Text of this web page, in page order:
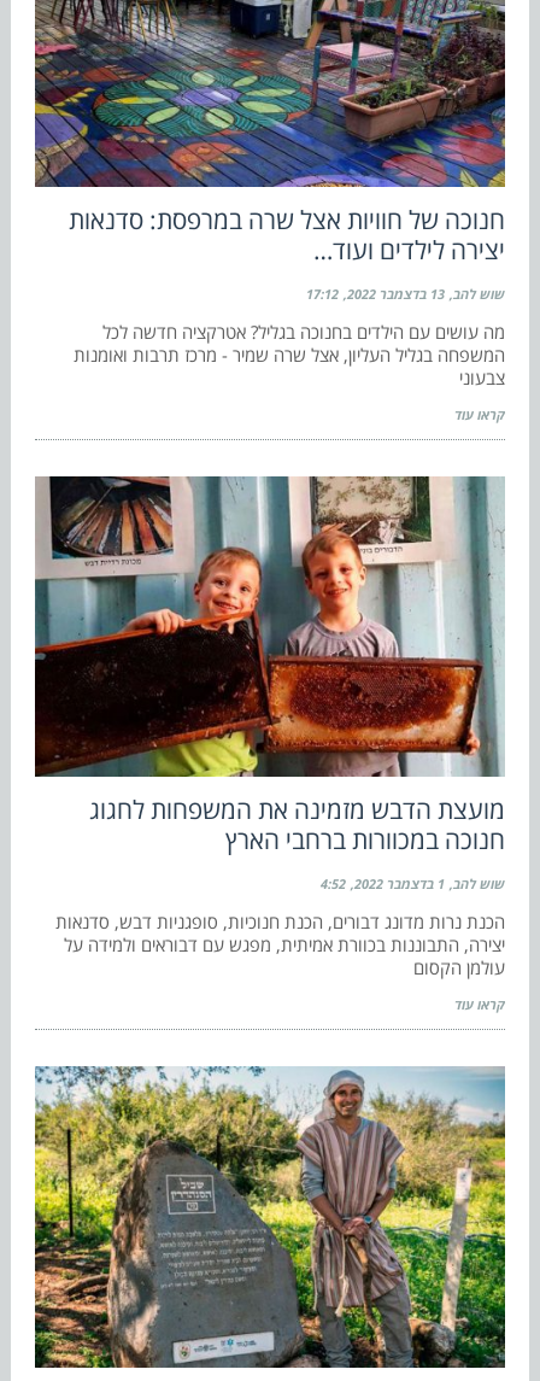
חנוכה של חוויות אצל שרה במרפסת: סדנאות
יצירה לילדים ועוד…
שוש להב 13 בדצמבר 2022 17:12
מה עושים עם הילדים בחנוכה בגליל? אטרקציה חדשה לכל
המשפחה בגליל העליון, אצל שרה שמיר - מרכז תרבות ואומנות
צבעוני
קראו עוד
מועצת הדבש מזמינה את המשפחות לחגוג
חנוכה במכוורות ברחבי הארץ
שוש להב 1 בדצמבר 2022 4:52
הכנת נרות מדונג דבורים, הכנת חנוכיות, סופגניות דבש, סדנאות
יצירה, התבוננות בכוורת אמיתית, מפגש עם דבוראים ולמידה על
עולמן הקסום
קראו עוד